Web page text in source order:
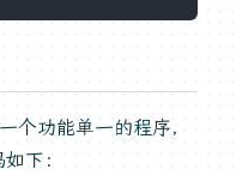
个功能单一的程序，
下：